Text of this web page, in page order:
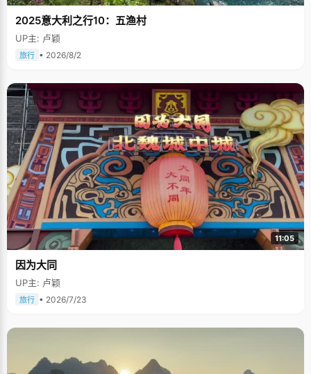
2025意大利之行10：五渔村
UP主: 卢颖
旅行 • 2026/8/2
11:05
因为大同
UP主: 卢颖
旅行 • 2026/7/23